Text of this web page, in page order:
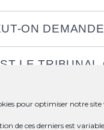
pour optimiser notre site
de ces derniers est
ON
LE
SE